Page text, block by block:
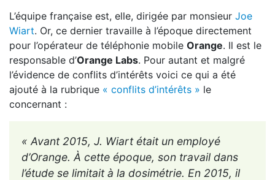
L’équipe française est, elle, dirigée par monsieur Joe
Wiart. Or, ce dernier travaille à l’époque directement
pour l’opérateur de téléphonie mobile Orange. Il est le
responsable d’Orange Labs. Pour autant et malgré
l’évidence de conflits d’intérêts voici ce qui a été
ajouté à la rubrique « conflits d’intérêts » le
concernant :
« Avant 2015, J. Wiart était un employé
d’Orange. À cette époque, son travail dans
l’étude se limitait à la dosimétrie. En 2015, il